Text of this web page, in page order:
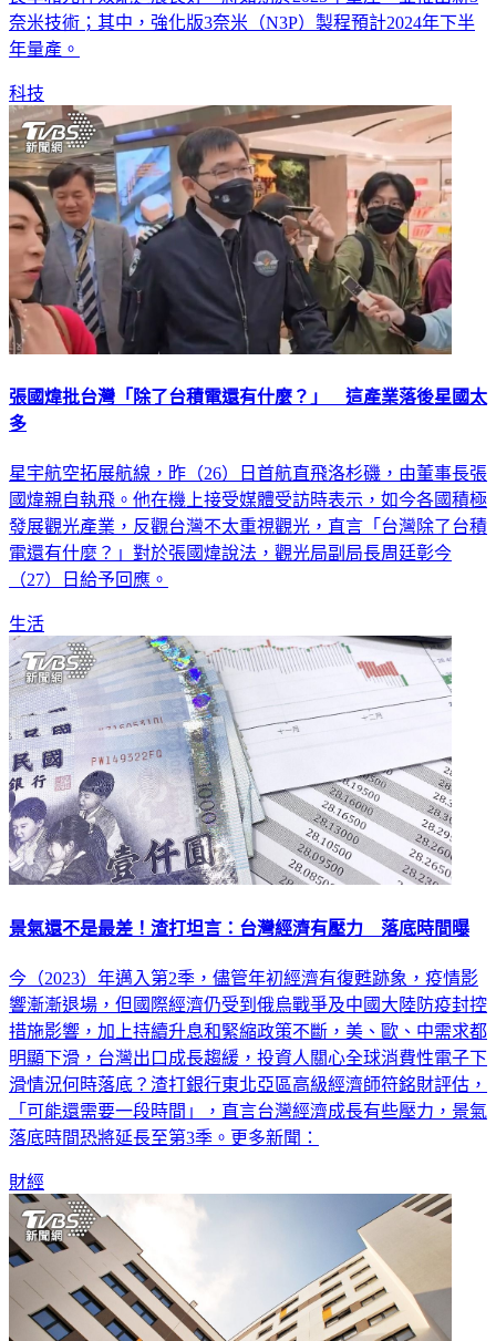
奈米技術；其中，強化版3奈米（N3P）製程預計2024年下半
年量產。
科技
張國煒批台灣「除了台積電還有什麼？」 這產業落後星國太
多
星宇航空拓展航線，昨（26）日首航直飛洛杉磯，由董事長張
國煒親自執飛。他在機上接受媒體受訪時表示，如今各國積極
發展觀光產業，反觀台灣不太重視觀光，直言「台灣除了台積
電還有什麼？」對於張國煒說法，觀光局副局長周廷彰今
（27）日給予回應。
生活
景氣還不是最差！渣打坦言：台灣經濟有壓力 落底時間曝
今（2023）年邁入第2季，儘管年初經濟有復甦跡象，疫情影
響漸漸退場，但國際經濟仍受到俄烏戰爭及中國大陸防疫封控
措施影響，加上持續升息和緊縮政策不斷，美、歐、中需求都
明顯下滑，台灣出口成長趨緩，投資人關心全球消費性電子下
滑情況何時落底？渣打銀行東北亞區高級經濟師符銘財評估，
「可能還需要一段時間」，直言台灣經濟成長有些壓力，景氣
落底時間恐將延長至第3季。更多新聞：
財經